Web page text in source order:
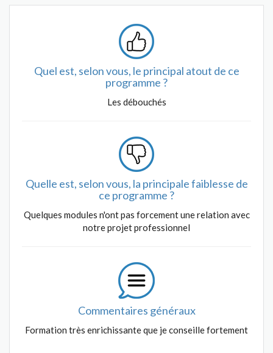
Quel est, selon vous, le principal atout de ce
programme ?
Les débouchés
Quelle est, selon vous, la principale faiblesse de
ce programme ?
Quelques modules n'ont pas forcement une relation avec
notre projet professionnel
Commentaires généraux
Formation très enrichissante que je conseille fortement